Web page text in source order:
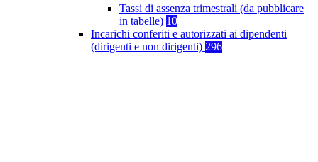
Tassi di assenza trimestrali (da pubblicare
in tabelle) 10
Incarichi conferiti e autorizzati ai dipendenti
(dirigenti e non dirigenti) 296